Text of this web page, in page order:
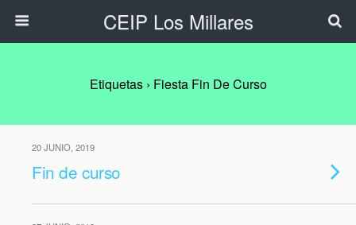
CEIP Los Millares
Etiquetas › Fiesta Fin De Curso
20 JUNIO, 2019
Fin de curso